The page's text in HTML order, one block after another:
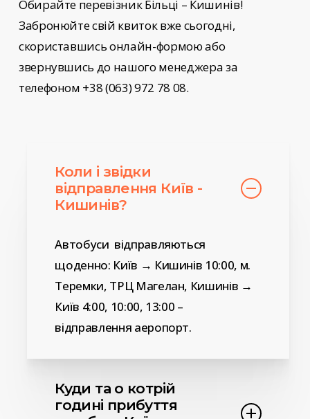
Обирайте перевізник Більці – Кишинів!
Забронюйте свій квиток вже сьогодні,
скориставшись онлайн-формою або
звернувшись до нашого менеджера за
телефоном +38 (063) 972 78 08.
Коли і звідки
відправлення Київ -
Кишинів?
Автобуси відправляються
щоденно: Київ → Кишинів 10:00, м.
Теремки, ТРЦ Магелан, Кишинів →
Київ 4:00, 10:00, 13:00 –
відправлення аеропорт.
Куди та о котрій
годині прибуття